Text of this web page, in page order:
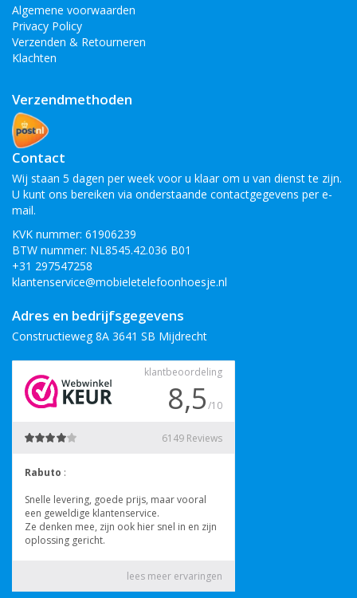
Algemene voorwaarden
Privacy Policy
Verzenden & Retourneren
Klachten
Verzendmethoden
Contact
Wij staan 5 dagen per week voor u klaar om u van dienst te zijn.
U kunt ons bereiken via onderstaande contactgegevens per e-
mail.
KVK nummer: 61906239
BTW nummer: NL8545.42.036 B01
+31 297547258
klantenservice@mobieletelefoonhoesje.nl
Adres en bedrijfsgegevens
Constructieweg 8A 3641 SB Mijdrecht